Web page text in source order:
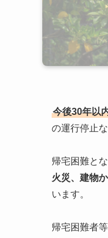
今後30年以
の運行停止な
帰宅困難と
火災、建物
います。
帰宅困難者